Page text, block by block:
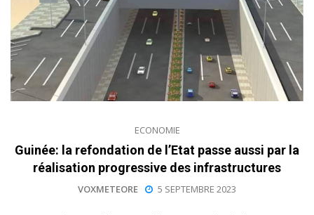
ECONOMIE
Guinée: la refondation de l’Etat passe aussi par la
réalisation progressive des infrastructures
VOXMETEORE 5 SEPTEMBRE 2023